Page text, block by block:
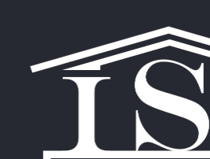
vështirëson mekanizmin e
për rastet e denoncuara, si
diskutime mbi kufijtë e
ana tjetër, nisma si ajo e
d’Italia në ditën e
shqetësues sesi një aktivitet
ndikim në marrëdhëniet